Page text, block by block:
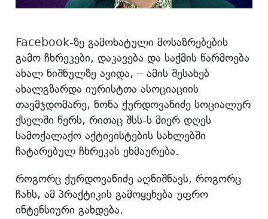
Facebook-ზე გამოხატული მოსაზრებების
გამო ჩხრეკები, დაკავება და საქმის წარმოება
ახალ ნიშნულზე ავიდა, – ამის შესახებ
ახალგზარდა იურისტთა ასოციაციის
თავმჯდომარე, ნონა ქურდოვანიძე სოციალურ
ქსელში წერს, რითაც შსს-ს მიერ დღეს
სამოქალაქო აქტივისტების სახლებში
ჩატარებულ ჩხრეკას ეხმაურება.
როგორც ქურდოვანიძე აღნიშნავს, როგორც
ჩანს, ამ პრაქტიკის გამოყენება უფრო
ინტენსიური გახდება.